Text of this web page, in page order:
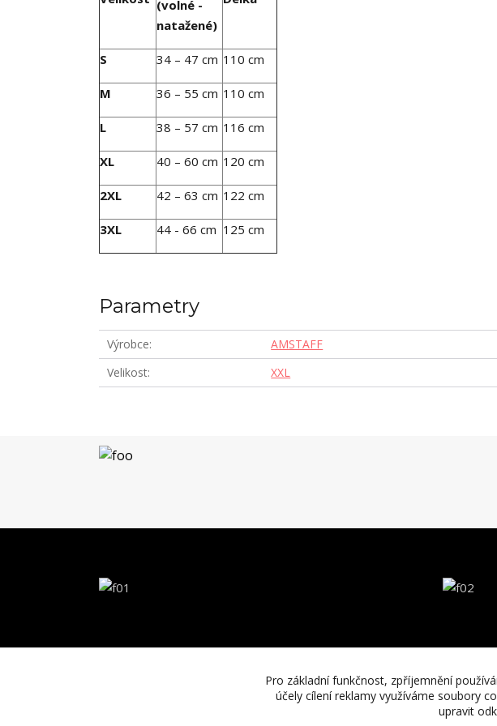
(volné -
natažené)
S 34 – 47 cm 110 cm
M 36 – 55 cm 110 cm
L 38 – 57 cm 116 cm
XL 40 – 60 cm 120 cm
2XL 42 – 63 cm 122 cm
3XL 44 - 66 cm 125 cm
Parametry
Výrobce
AMSTAFF
Velikost
XXL
Pro základní funkčnost, zpříjemnění
účely cílení reklamy využíváme soubory
upravit